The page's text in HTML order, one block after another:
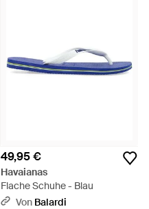
49,95 €
Havaianas
Flache Schuhe - Blau
Von Balardi